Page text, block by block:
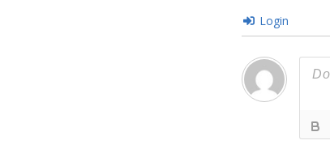
Login